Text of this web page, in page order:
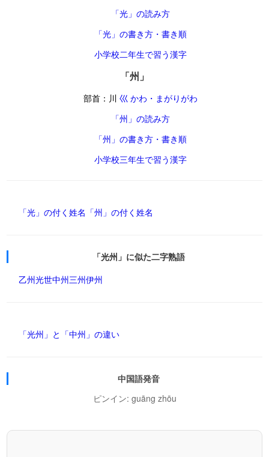
「光」の読み方
「光」の書き方・書き順
小学校二年生で習う漢字
「州」
部首：川 巛 かわ・まがりがわ
「州」の読み方
「州」の書き方・書き順
小学校三年生で習う漢字
「光」の付く姓名 「州」の付く姓名
「光州」に似た二字熟語
乙州光世中州三州伊州
「光州」と「中州」の違い
中国語発音
ピンイン: guāng zhōu